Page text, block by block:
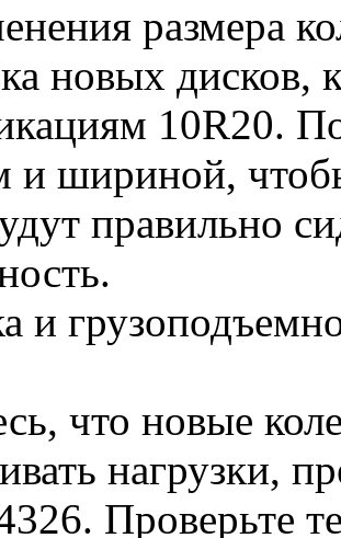
размера
новых дисков,
10R20.
и шириной,
правильно
и
что новые
нагрузки,
Проверьте